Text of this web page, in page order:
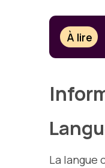
À lire
La langue